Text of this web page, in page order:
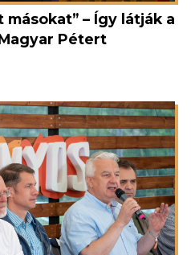
– Így látják a
Pétert